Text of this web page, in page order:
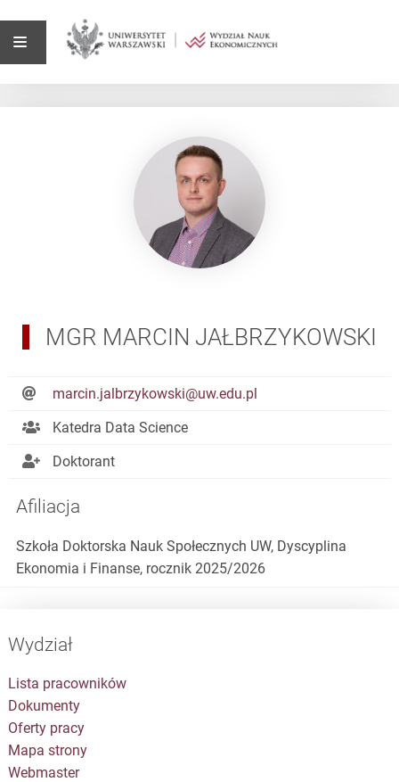
MGR MARCIN JAŁBRZYKOWSKI
marcin.jalbrzykowski@uw.edu.pl
Katedra Data Science
Doktorant
Afiliacja
Szkoła Doktorska Nauk Społecznych UW, Dyscyplina
Ekonomia i Finanse, rocznik 2025/2026
Wydział
Lista pracowników
Dokumenty
Oferty pracy
Mapa strony
Webmaster